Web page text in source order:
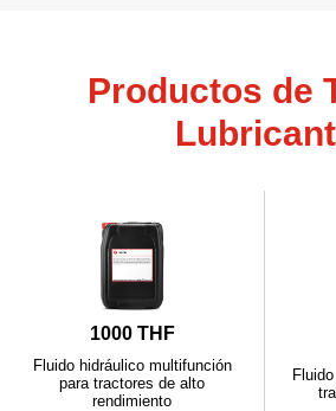
Productos de
1000 THF
Fluido hidráulico multifunción
para tractores de alto
rendimiento